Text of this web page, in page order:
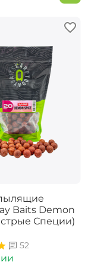
Baits Demon
Специи)
52